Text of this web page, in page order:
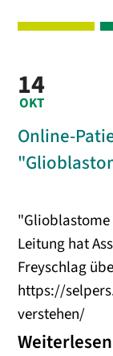
14
OKT
Online-
Leitung hat
Freyschlag
https://
verstehen/